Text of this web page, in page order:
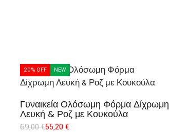
20% OFF NEW
Γυναικεία Ολόσωμη Φόρμα Δίχρωμη
Λευκή & Ροζ με Κουκούλα
69,00€55,20€